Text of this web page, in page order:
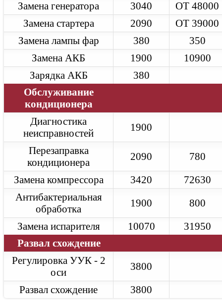
Замена генератора 3040
ОТ 48000
Замена стартера
2090
ОТ 39000
Замена лампы фар
380
350
Замена АКБ
1900
10900
Зарядка АКБ
380
Обслуживание
кондиционера
Диагностика
неисправностей
1900
Перезаправка
кондиционера
2090 780
Замена компрессора 3420
72630
Антибактериальная
обработка
1900 800
Замена испарителя 10070
31950
Развал схождение
Регулировка УУК - 2
оси
3800
Развал схождение 3800
Ремонт турбины
Range Rover Velar
Техническое обслуживание
Замена масла в двигателе
Замена масла в АКПП
Замена тормозных колодок
Замена ремня ГРМ
Диагностика
Ремонт двигателя
Ремонт АКПП
Ремонт турбины